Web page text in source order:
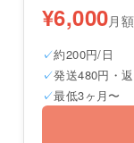
¥6,000月額
約200円/日
発送480円・
最低3ヶ月〜